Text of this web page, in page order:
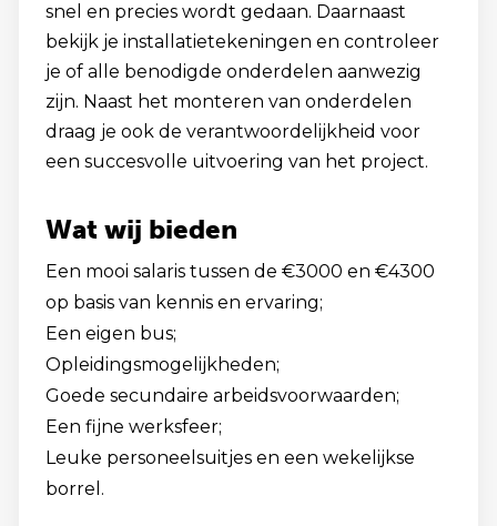
snel en precies wordt gedaan. Daarnaast
bekijk je installatietekeningen en controleer
je of alle benodigde onderdelen aanwezig
zijn. Naast het monteren van onderdelen
draag je ook de verantwoordelijkheid voor
een succesvolle uitvoering van het project.
Wat wij bieden
Een mooi salaris tussen de €3000 en €4300
op basis van kennis en ervaring;
Een eigen bus;
Opleidingsmogelijkheden;
Goede secundaire arbeidsvoorwaarden;
Een fijne werksfeer;
Leuke personeelsuitjes en een wekelijkse
borrel.